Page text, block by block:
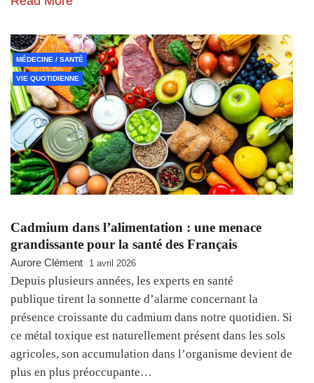
MÉDECINE / SANTÉ
VIE QUOTIDIENNE
Cadmium dans l’alimentation : une menace
grandissante pour la santé des Français
Aurore Clément 1 avril 2026
Depuis plusieurs années, les experts en santé
publique tirent la sonnette d’alarme concernant la
présence croissante du cadmium dans notre quotidien. Si
ce métal toxique est naturellement présent dans les sols
agricoles, son accumulation dans l’organisme devient de
plus en plus préoccupante…